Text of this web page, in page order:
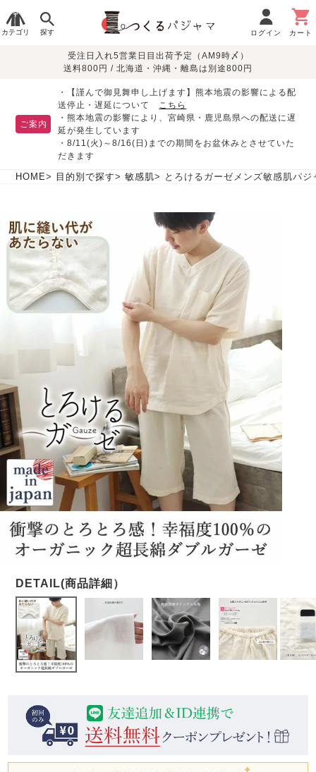
カテゴリ 探す ログイン カート
レディースパジャマ
春 秋
メンズパジャマ
春 夏 秋 冬
ガールズパジャマ
春 夏 冬
生地で
さがす
オーガニック素材 ガーゼ
サッカー/ちぢみ 楊
柳
ニット/ストレッチ 起毛/フランネル
柄物
売れ筋ランキング
すべての生地一覧はこちら
目的別で
さがす
敏感肌用
パジャマ
入院・介護
胸が目立たない
マタニティ
パジャマ
ペアで
そろえたい
眠れる作務衣特集
体型別におすすめパジ
ャマ
年齢別におすすめパジ
ャマ
インナーウェア 生活雑貨 カタログギフト
売れ筋ランキング
- Item Ranking -
- New Arrival -
目的別でさがす一覧はこちら
デザインで
さがす
ィース
パジャマ
かぶり ワンピース
作務衣 胸がすけない
羽織・バスロ
ズボン単品
すべてのメン
ズ
パジャマ
長袖 半袖
前開き かぶり スリーパー
作務衣
ーブ
上着単品
夏パジャマ特集 つくるパジャマとは
お支払い・送料・配送
について
返品・交換について よくあるご質問
お買い物ガイド
SDGsの取り組み
受注日入れ5営業日目出荷予定（AM9時〆）
送料800円 / 北海道・沖縄・離島は別途800円
ご案内
・【謹んで御見舞申し上げます】熊本地震の影響による配
送停止・遅延について こちら
・熊本地震の影響により、宮崎県・鹿児島県への配送に遅
延が発生しています
・8/11(火)～8/16(日)までの期間をお盆休みとさせていた
だきます
HOME 目的別で探す 敏感肌 とろけるガーゼメンズ敏感肌パ